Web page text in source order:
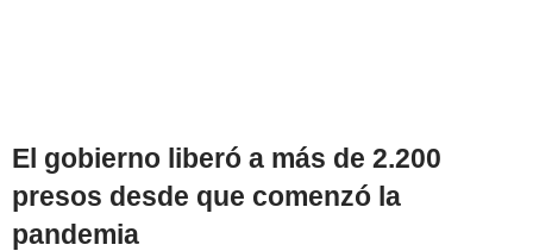
El gobierno liberó a más de 2.200
presos desde que comenzó la
pandemia